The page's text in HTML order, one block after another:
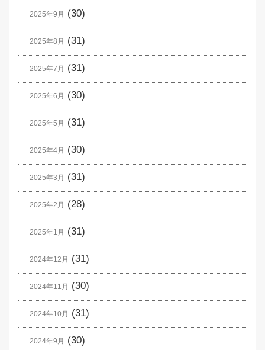
2025年9月 (30)
2025年8月 (31)
2025年7月 (31)
2025年6月 (30)
2025年5月 (31)
2025年4月 (30)
2025年3月 (31)
2025年2月 (28)
2025年1月 (31)
2024年12月 (31)
2024年11月 (30)
2024年10月 (31)
2024年9月 (30)